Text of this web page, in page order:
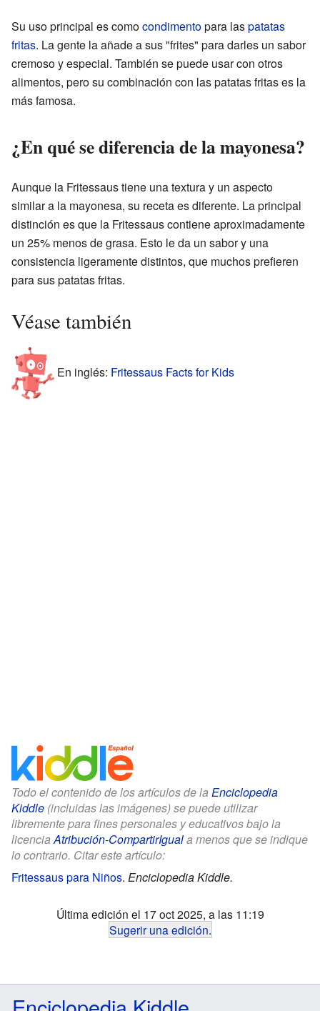
Su uso principal es comocondimentopara laspatatas
fritas. La gente la añade a sus "frites" para darles un sabor
cremoso y especial. También se puede usar con otros
alimentos, pero su combinación con las patatas fritas es la
más famosa.
¿En qué se diferencia de la mayonesa?
Aunque la Fritessaus tiene una textura y un aspecto
similar a la mayonesa, su receta es diferente. La principal
distinción es que la Fritessaus contiene aproximadamente
un 25% menos de grasa. Esto le da un sabor y una
consistencia ligeramente distintos, que muchos prefieren
para sus patatas fritas.
Véase también
En inglés: Fritessaus Facts for Kids
Todo el contenido de los artículos de la Enciclopedia
Kiddle (incluidas las imágenes) se puede utilizar
libremente para fines personales y educativos bajo la
licencia Atribución-CompartirIguala menos que se indique
lo contrario. Citar este artículo:
Fritessaus para Niños. Enciclopedia Kiddle.
Última edición el 17 oct 2025, a las 11:19
Sugerir una edición.